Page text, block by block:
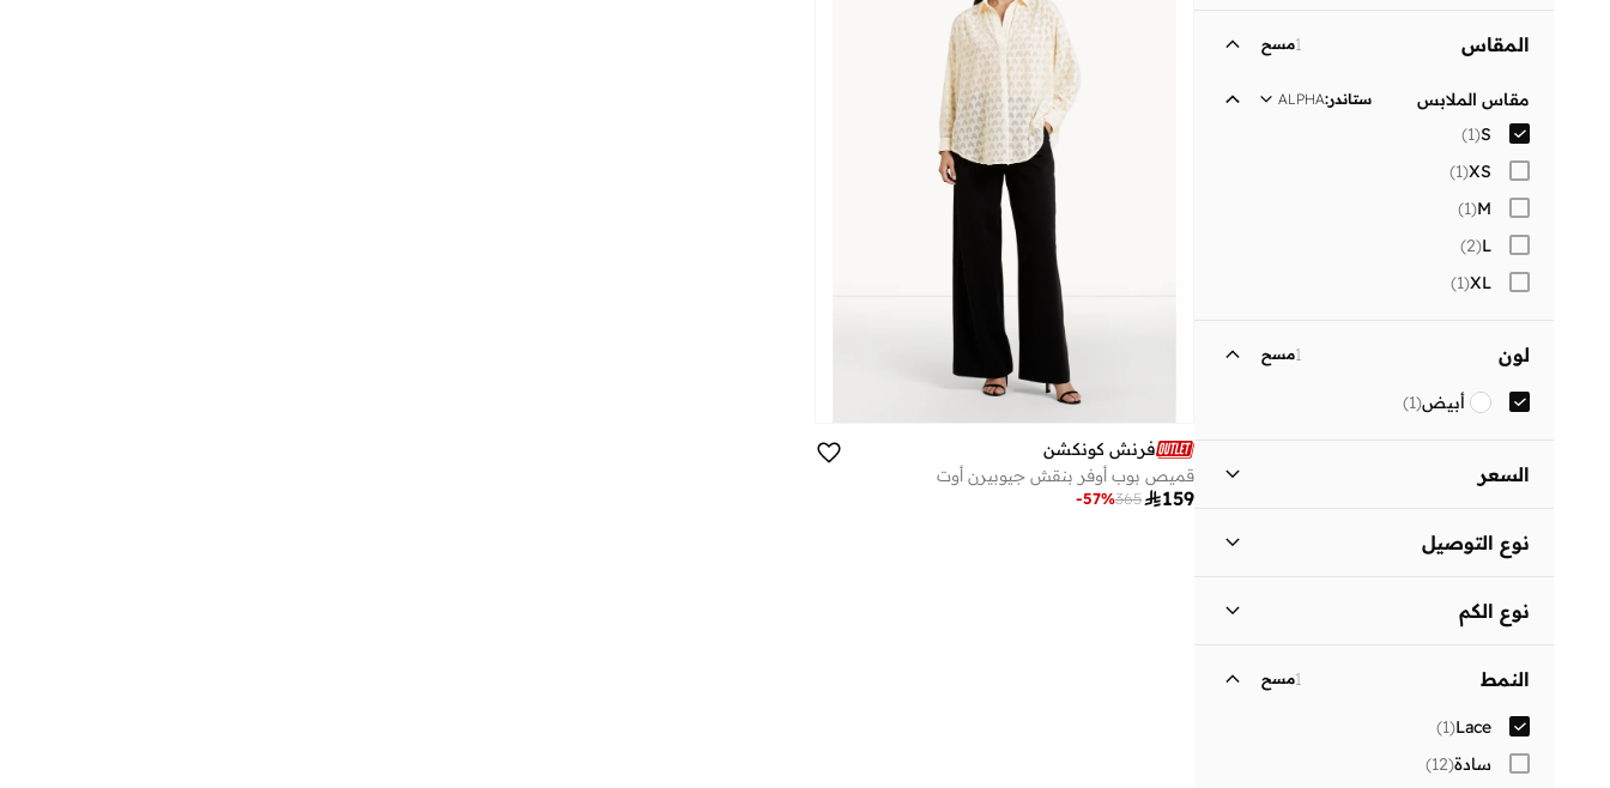
المقاس 1مسح
مقاس الملابس ستاندر:
ALPHA
S
(
1
)
XS
(
1
)
M
(
1
)
L
(
2
)
XL
(
1
)
لون 1مسح
أبيض(
1
)
السعر

نوع التوصيل
نوع الكم
النمط 1مسح
Lace
(
1
)
سادة(
12
)
فرنش كونكشن
قميص بوب أوفر بنقش جيوبيرن أوت
159
365
-57%